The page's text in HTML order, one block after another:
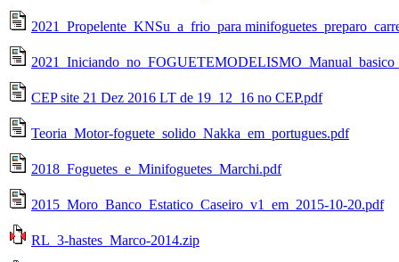
2021_Propelente_KNSu_a_frio_para
CEP site 21 Dez 2016 LT de 19_12_16 no CEP.pdf
Teoria_Motor-foguete_solido_Nakka_em_portugues.pdf
2018_Foguetes_e_Minifoguetes_Marchi.pdf
2015_Moro_Banco_Estatico_Caseiro_v1_em_2015-10-20.pdf
RL_3-hastes_Marco-2014.zip